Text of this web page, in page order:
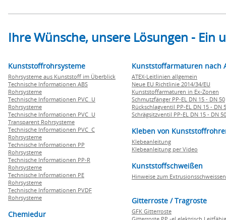
Ihre Wünsche, unsere Lösungen -
Kunststoffrohrsysteme
Rohrsysteme aus Kunststoff im Überblick
Technische Informationen ABS
Rohrsysteme
Technische Informationen PVC U
Rohrsysteme
Technische Informationen PVC U
Transparent Rohrsysteme
Technische Informationen PVC C
Rohrsysteme
Technische Informationen PP
Rohrsysteme
Technische Informationen PP-R
Rohrsysteme
Technische Informationen PE
Rohrsysteme
Technische Informationen PVDF
Rohrsysteme
Chemiedur
Kunststoffarmaturen nach
ATEX-Leitlinien allgemein
Neue EU Richtlinie 2014/34/EU
Kunststoffarmaturen in Ex-Zonen
Schmutzfänger PP-EL DN 15 - DN 50
Rückschlagventil PP-EL DN 15 - DN
Schrägsitzventil PP-EL DN 15 - DN 50
Kleben von
Klebeanleitung
Klebeanleitung per Video
Kunststoffschweißen
Hinweise zum Extrusionsschweissen
Gitterroste / Tragroste
GFK Gitterroste